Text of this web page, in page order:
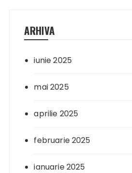
ARHIVA
iunie 2025
mai 2025
aprilie 2025
februarie 2025
ianuarie 2025